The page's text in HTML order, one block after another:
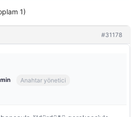
1)
#31178
Anahtar yönetici